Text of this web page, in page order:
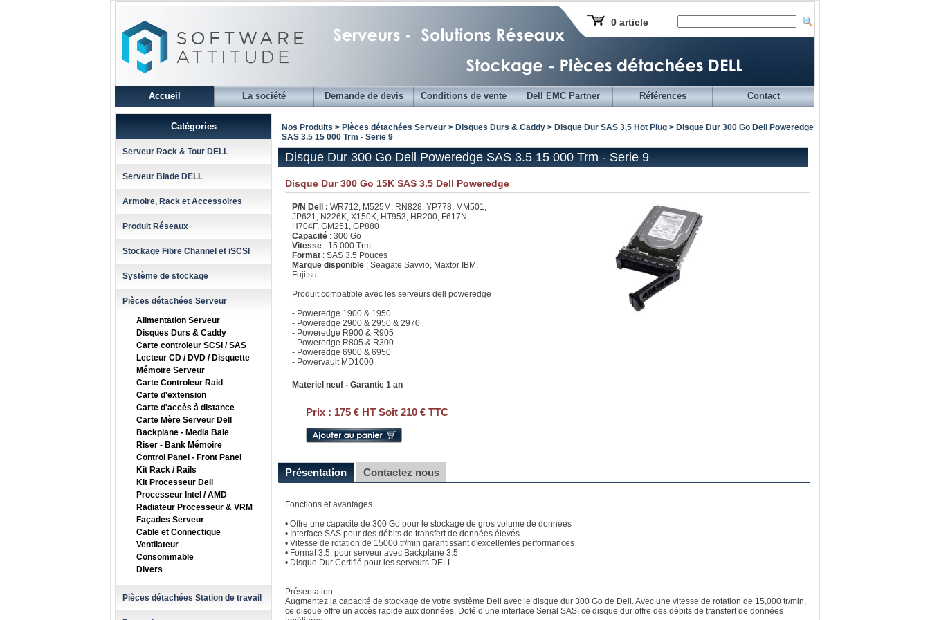
0 article
Accueil La société Demande de devis Conditions de vente Dell EMC Partner Références Contact
Catégories
Serveur Rack & Tour DELL
Serveur Blade DELL
Armoire, Rack et Accessoires
Produit Réseaux
Stockage Fibre Channel et iSCSI
Système de stockage
Pièces détachées Serveur
Alimentation Serveur
Disques Durs & Caddy
Carte controleur SCSI / SAS
Lecteur CD / DVD / Disquette
Mémoire Serveur
Carte Controleur Raid
Carte d'extension
Carte d'accès à distance
Carte Mère Serveur Dell
Backplane - Media Baie
Riser - Bank Mémoire
Control Panel - Front Panel
Kit Rack / Rails
Kit Processeur Dell
Processeur Intel / AMD
Radiateur Processeur & VRM
Façades Serveur
Cable et Connectique
Ventilateur
Consommable
Divers
Pièces détachées Station de travail
Nos Produits > Pièces détachées Serveur > Disques Durs & Caddy > Disque Dur SAS 3,5 Hot Plug > Disque Dur 300 Go Dell Poweredge
SAS 3.5 15 000 Trm - Serie 9
Disque Dur 300 Go Dell Poweredge SAS 3.5 15 000 Trm - Serie 9
Disque Dur 300 Go 15K SAS 3.5 Dell Poweredge
P/N Dell : WR712, M525M, RN828, YP778, MM501,
JP621, N226K, X150K, HT953, HR200, F617N,
H704F, GM251, GP880
Capacité : 300 Go
Vitesse : 15 000 Trm
Format : SAS 3.5 Pouces
Marque disponible : Seagate Savvio, Maxtor IBM,
Fujitsu
Produit compatible avec les serveurs dell poweredge
- Poweredge 1900 & 1950
- Poweredge 2900 & 2950 & 2970
- Poweredge R900 & R905
- Poweredge R805 & R300
- Poweredge 6900 & 6950
- Powervault MD1000
- ...
Materiel neuf - Garantie 1 an
Prix : 175 € HT Soit 210 € TTC
Présentation Contactez nous
Fonctions et avantages
• Offre une capacité de 300 Go pour le stockage de gros volume de données
• Interface SAS pour des débits de transfert de données élevés
• Vitesse de rotation de 15000 tr/min garantissant d'excellentes performances
• Format 3.5, pour serveur avec Backplane 3.5
• Disque Dur Certifié pour les serveurs DELL
Présentation
Augmentez la capacité de stockage de votre système Dell avec le disque dur 300 Go de Dell. Avec une vitesse de rotation de 15,000 tr/min,
ce disque offre un accès rapide aux données. Doté d’une interface Serial SAS, ce disque dur offre des débits de transfert de données